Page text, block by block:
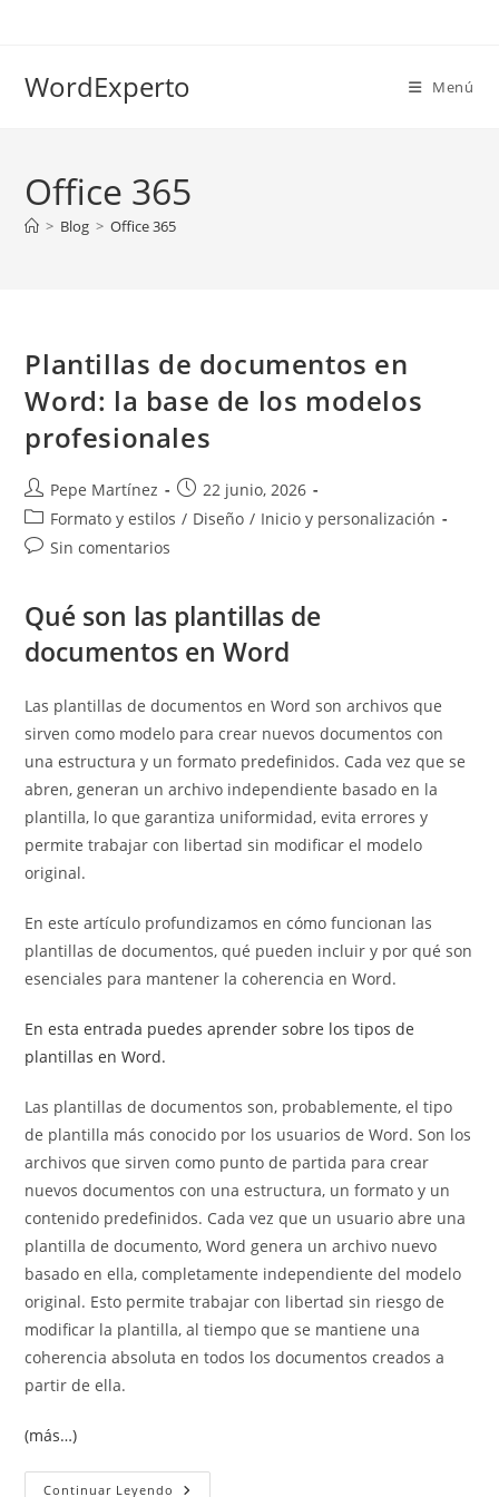
WordExperto Menú
Office 365
> Blog > Office 365
Plantillas de documentos en
Word: la base de los modelos
profesionales
Autor
de
la
entrada:
Pepe Martínez
Publicación
de
22 junio, 2026
Categoría
de
Formato y estilos / Diseño / Inicio y personalización
Comentarios
entrada:
Sin comentarios
Qué son las plantillas de
documentos en Word
Las plantillas de documentos en Word son archivos que
sirven como modelo para crear nuevos documentos con
una estructura y un formato predefinidos. Cada vez que se
abren, generan un archivo independiente basado en la
plantilla, lo que garantiza uniformidad, evita errores y
permite trabajar con libertad sin modificar el modelo
original.
En este artículo profundizamos en cómo funcionan las
plantillas de documentos, qué pueden incluir y por qué son
esenciales para mantener la coherencia en Word.
En esta entrada puedes aprender sobre los tipos de
plantillas en Word.
Las plantillas de documentos son, probablemente, el tipo
de plantilla más conocido por los usuarios de Word. Son los
archivos que sirven como punto de partida para crear
nuevos documentos con una estructura, un formato y un
contenido predefinidos. Cada vez que un usuario abre una
plantilla de documento, Word genera un archivo nuevo
basado en ella, completamente independiente del modelo
original. Esto permite trabajar con libertad sin riesgo de
modificar la plantilla, al tiempo que se mantiene una
coherencia absoluta en todos los documentos creados a
partir de ella.
(más…)
Continuar Leyendo Plantillas